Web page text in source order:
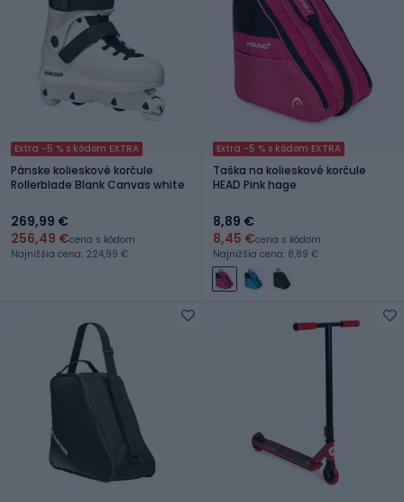
Extra -5 % s kódom EXTRA
Pánske kolieskové korčule
Rollerblade Blank Canvas white
269,99 €
256,49 €cena s kódom
Najnižšia cena: 224,99 €
Extra -5 % s kódom EXTRA
Taška na kolieskové korčule
HEAD Pink hage
8,89 €
8,45 €cena s kódom
Najnižšia cena: 8,89 €